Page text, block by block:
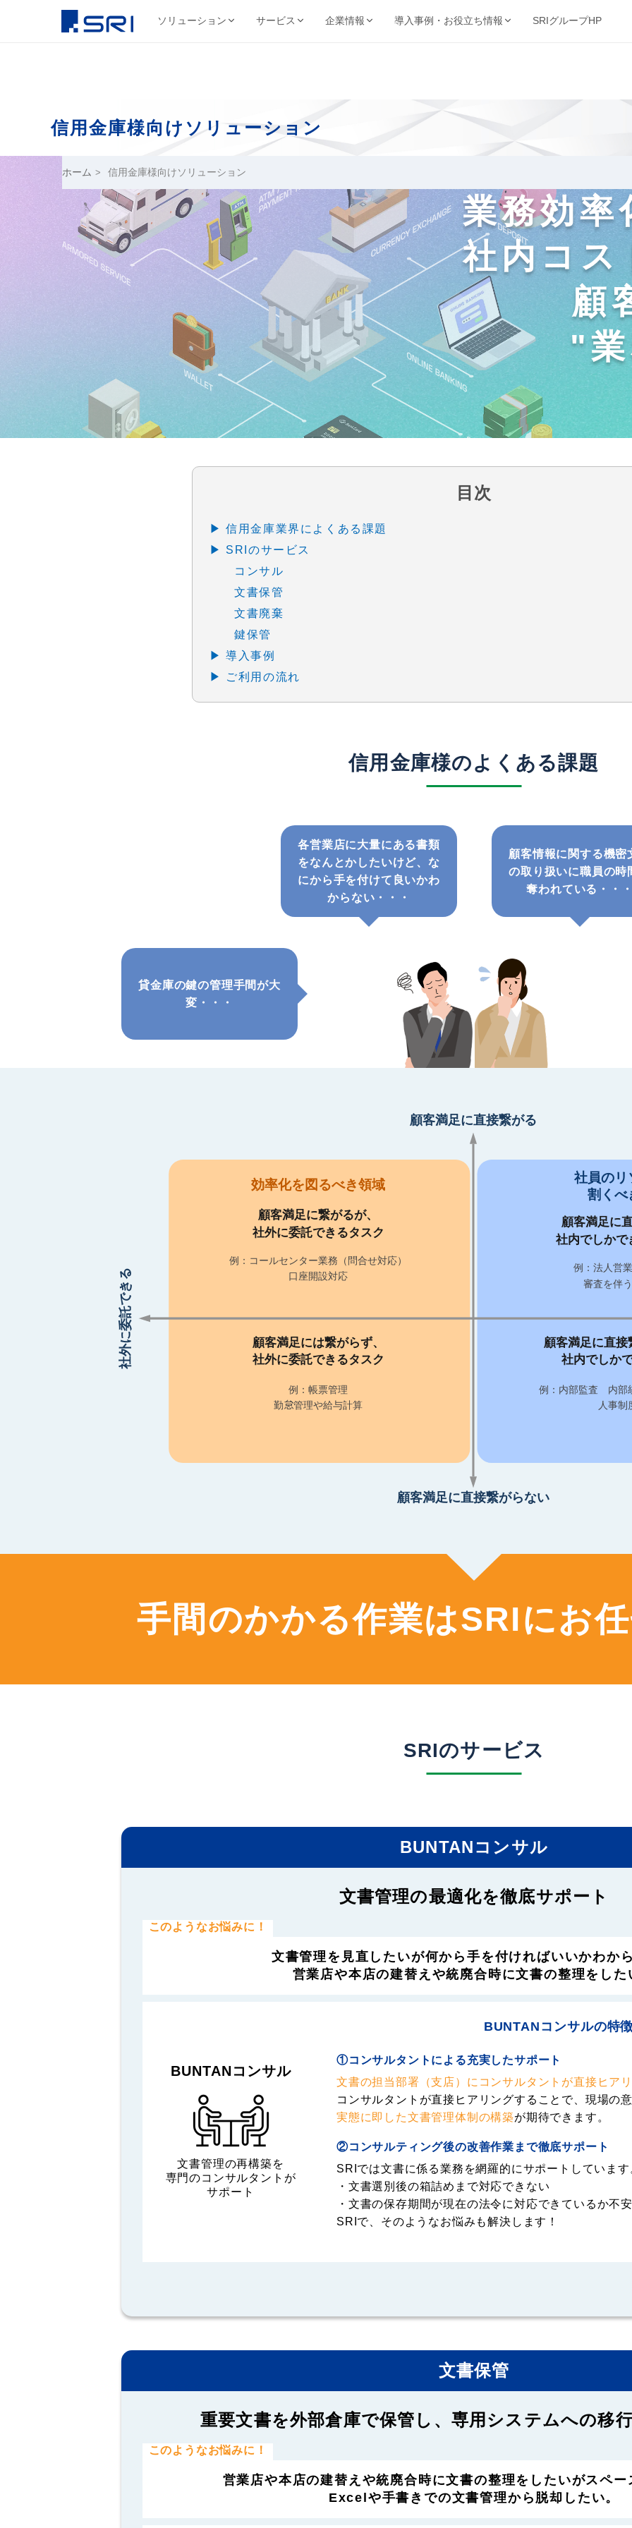
ソリューション
DX推進
法令対応
業務効率化
保管コスト
廃棄管理
テレワーク
契約書管理
目的から探す
コスト削減・DX推進・法令対応など フリーワードで課題解決策を検索
サービス
ワンストップサービス
7つのサービスをワンストップで提供
文書保管
安全・確実な文書保管ソ
リューション
機密抹消・廃棄
ファイリング・入力
正確・迅速なデータ入力
業務
文書管理の課題を総合支
援
文書管理クラウドシステ
ム
企業情報
SRI情報管理センター
高セキュリティ専用保管施設
経営理念・ビジョン
会社概要 厳格なセキュリティ
個人情報保護方針
健康宣言
導入事例・お役立ち情報
学校法人三幸学園様
導入事例をすべて見る →
SRIグループHP
SRIグループの歩み
経営品質向上活動
事業セグメント
グループ採用情報
文書管理・情報管理業
北日本非破壊検査株式会社
非破壊検査業
株式会社SRIロジテム
物流・レンタル収納事業
サイトを見る
株式会社SRIシステム
システム開発／ホールディングス
信用金庫様向け ソリューション
ホーム > 信用金庫様向けソリューション
業務効率
社内コス
顧
"
目次
▶ 信用金庫業界によくある課題
▶ SRIのサービス
コンサル
文書保管
文書廃棄
鍵保管
▶ 導入事例
▶ ご利用の流れ
信用金庫様のよくある課題
貸金庫の鍵の管理手間が大
変・・・
各営業店に大量にある書類
をなんとかしたいけど、な
にから手を付けて良いかわ
からない・・・
顧客情報に関する機密
の取り扱いに職員の時
奪われている・・・
顧客満足に直接繋がる
顧客満足に直接繋がらない
社外に委託できる
効率化を図るべき領域
顧客満足に繋がるが、
社外に委託できるタスク
例：コールセンター業務（問合せ対応）
口座開設対応
社員のリ
割くべ
顧客満足に
社内でしかで
例：法人営
審査を伴
顧客満足には繋がらず、
社外に委託できるタスク
例：帳票管理
勤怠管理や給与計算
顧客満足に直接
社内でしか
例：内部監査 内部
人事制
手間のかかる作業はSRIにお
SRIのサービス
BUNTANコンサル
文書管理の最適化を徹底サポート
このようなお悩みに！
文書管理を見直したいが何から手を付ければいいかわから
営業店や本店の建替えや統廃合時に文書の整理をした
BUNTANコンサル
文書管理の再構築を
専門のコンサルタントが
サポート
BUNTANコンサルの特徴
①コンサルタントによる充実したサポート
文書の担当部署（支店）にコンサルタントが直接ヒア
コンサルタントが直接ヒアリングすることで、現場の
実態に即した文書管理体制の構築が期待できます。
②コンサルティング後の改善作業まで徹底サポート
SRIでは文書に係る業務を網羅的にサポートしています
・文書選別後の箱詰めまで対応できない
・文書の保存期間が現在の法令に対応できているか不安
SRIで、そのようなお悩みも解決します！
文書保管
重要文書を外部倉庫で保管し、専用システムへの移
このようなお悩みに！
営業店や本店の建替えや統廃合時に文書の整理をしたいがスペー
Excelや手書きでの文書管理から脱却したい。